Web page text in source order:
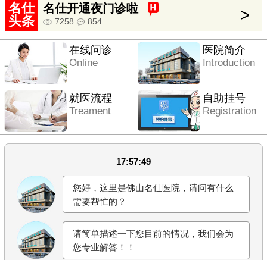
名仕
头条
名仕开通夜门诊啦
7258 854 >
在线问诊
Online
医院简介
Introduction
就医流程
Treament
自助挂号
Registration
17:57:49
您好，这里是佛山名仕医院，请问有什么
需要帮忙的？
请简单描述一下您目前的情况，我们会为
您专业解答！！